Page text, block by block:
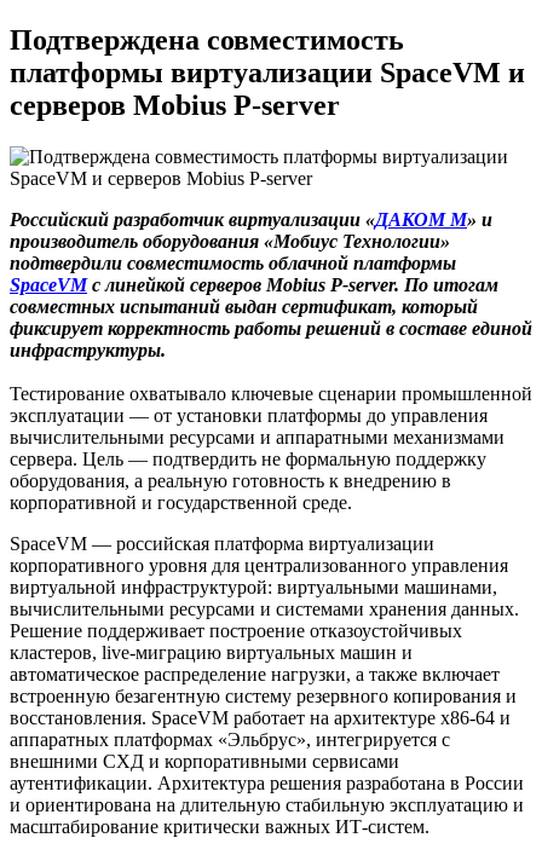
Подтверждена совместимость
платформы виртуализации SpaceVM и
серверов Mobius P-server
Российский разработчик виртуализации «ДАКОМ М» и
производитель оборудования «Мобиус Технологии»
подтвердили совместимость облачной платформы
SpaceVMс линейкой серверов Mobius P-server. По итогам
совместных испытаний выдан сертификат, который
фиксирует корректность работы решений в составе единой
инфраструктуры.
Тестирование охватывало ключевые сценарии промышленной
эксплуатации — от установки платформы до управления
вычислительными ресурсами и аппаратными механизмами
сервера. Цель — подтвердить не формальную поддержку
оборудования, а реальную готовность к внедрению в
корпоративной и государственной среде.
SpaceVM — российская платформа виртуализации
корпоративного уровня для централизованного управления
виртуальной инфраструктурой: виртуальными машинами,
вычислительными ресурсами и системами хранения данных.
Решение поддерживает построение отказоустойчивых
кластеров, live-миграцию виртуальных машин и
автоматическое распределение нагрузки, а также включает
встроенную безагентную систему резервного копирования и
восстановления. SpaceVM работает на архитектуре x86-64 и
аппаратных платформах «Эльбрус», интегрируется с
внешними СХД и корпоративными сервисами
аутентификации. Архитектура решения разработана в России
и ориентирована на длительную стабильную эксплуатацию и
масштабирование критически важных ИТ-систем.